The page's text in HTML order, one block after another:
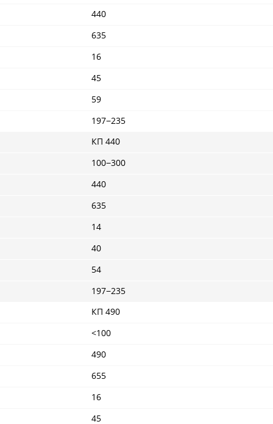
440
635
16
45
59
197−235
КП 440
100−300
440
635
14
40
54
197−235
КП 490
<100
490
655
16
45